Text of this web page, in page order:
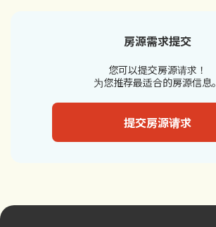
房源需求提交
您可以提交房源请求！
为您推荐最适合的房源信息。
提交房源请求